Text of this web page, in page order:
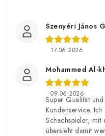
Szenyéri János
17.06.2026
Mohammed Al-
09.06.2026
Super Qualität
Kundenservice.
Schachspieler, mit
übersieht damit